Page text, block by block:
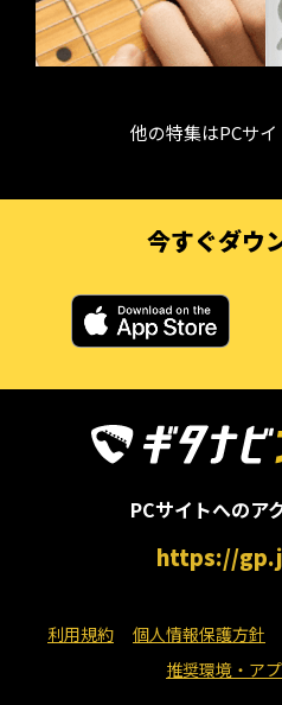
他の特集はPCサイ
今すぐダウ
PCサイトへのア
https://
利用規約 個人情報保護方針
推奨環境・ア